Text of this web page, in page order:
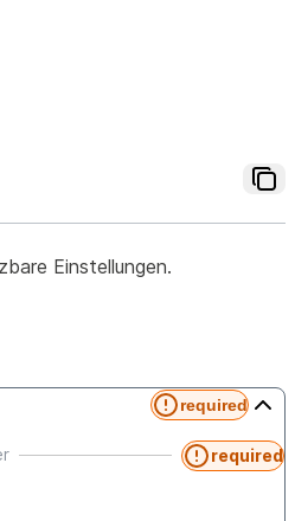
Einstellungen.
required
required